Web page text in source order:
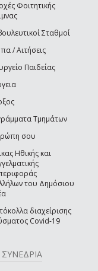
Φοιτητικής
Σταθμοί
/ Αιτήσεις
Παιδείας
Τμημάτων
σου
Ηθικής και
του Δημόσιου
διαχείρισης
Covid-19